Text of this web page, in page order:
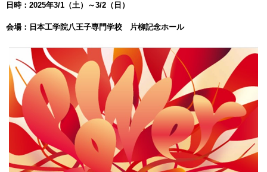
日時：2025年3/1（土）～3/2（日）
会場：日本工学院八王子専門学校 片柳記念ホール